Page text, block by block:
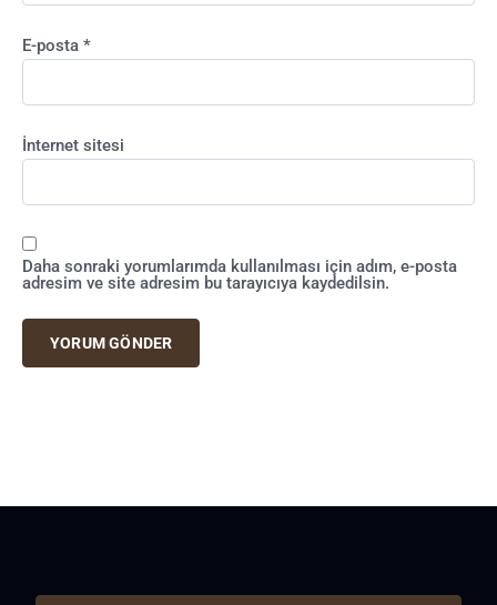
E-posta *
İnternet sitesi
Daha sonraki yorumlarımda kullanılması için adım, e-posta
adresim ve site adresim bu tarayıcıya kaydedilsin.